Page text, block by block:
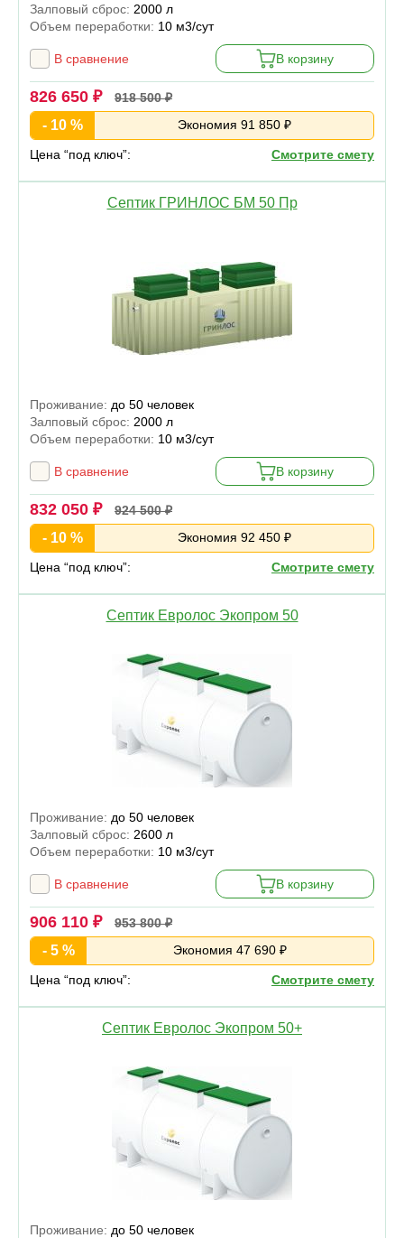
Залповый сброс: 2000 л
Объем переработки: 10 м3/сут
В сравнение В корзину
826 650 ₽ 918 500 ₽
- 10 % Экономия 91 850 ₽
Цена “под ключ”: Смотрите смету
Септик ГРИНЛОС БМ 50 Пр
Проживание: до 50 человек
Залповый сброс: 2000 л
Объем переработки: 10 м3/сут
В сравнение В корзину
832 050 ₽ 924 500 ₽
- 10 % Экономия 92 450 ₽
Цена “под ключ”: Смотрите смету
Септик Евролос Экопром 50
Проживание: до 50 человек
Залповый сброс: 2600 л
Объем переработки: 10 м3/сут
В сравнение В корзину
906 110 ₽ 953 800 ₽
- 5 % Экономия 47 690 ₽
Цена “под ключ”: Смотрите смету
Септик Евролос Экопром 50+
Проживание: до 50 человек